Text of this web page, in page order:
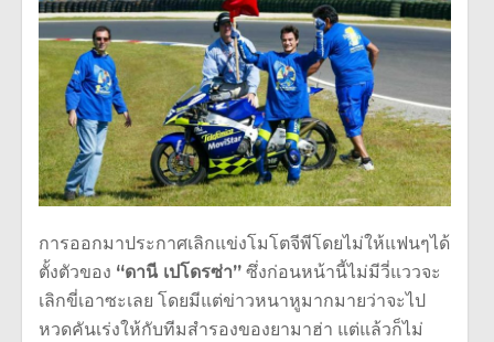
การออกมาประกาศเลิกแข่งโมโตจีพีโดยไม่ให้แฟนๆได้
ตั้งตัวของ “ดานี เปโดรซ่า” ซึ่งก่อนหน้านี้ไม่มีวี่แววจะ
เลิกขี่เอาซะเลย โดยมีแต่ข่าวหนาหูมากมายว่าจะไป
หวดคันเร่งให้กับทีมสำรองของยามาฮ่า แต่แล้วก็ไม่